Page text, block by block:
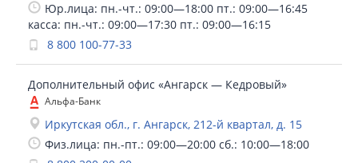
Юр.лица: пн.-чт.: 09:00—18:00 пт.: 09:00—16:45
касса: пн.-чт.: 09:00—17:30 пт.: 09:00—16:15
8 800 100-77-33
Дополнительный офис «Ангарск — Кедровый»
Альфа-Банк
Иркутская обл., г. Ангарск, 212-й квартал, д. 15
Физ.лица: пн.-пт.: 09:00—20:00 сб.: 10:00—18:00